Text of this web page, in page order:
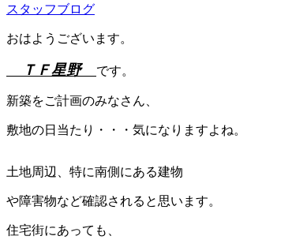
スタッフブログ
おはようございます。
ＴＦ星野 です。
新築をご計画のみなさん、
敷地の日当たり・・・気になりますよね。
土地周辺、特に南側にある建物
や障害物など確認されると思います。
住宅街にあっても、